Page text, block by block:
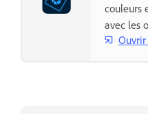
couleurs
avec les